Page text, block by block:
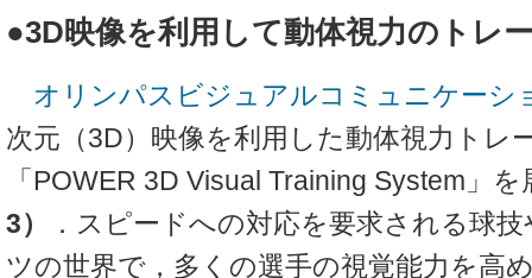
●3D映像を利用して動体視力のトレ
オリンパスビジュアルコミュニケーシ
次元（3D）映像を利用した動体視力トレ
「POWER 3D Visual Training System」
3）
．スピードへの対応を要求される球
ツの世界で，多くの選手の視覚能力を高